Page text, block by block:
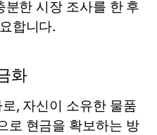
분한 시장 조사를 한 후
합니다.
화
, 자신이 소유한 물품
로 현금을 확보하는 방